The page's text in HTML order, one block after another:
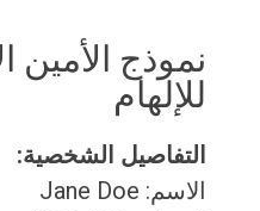
نموذج الأمين
للإلهام
التفاصيل الشخصية:
الاسم: Jane Doe